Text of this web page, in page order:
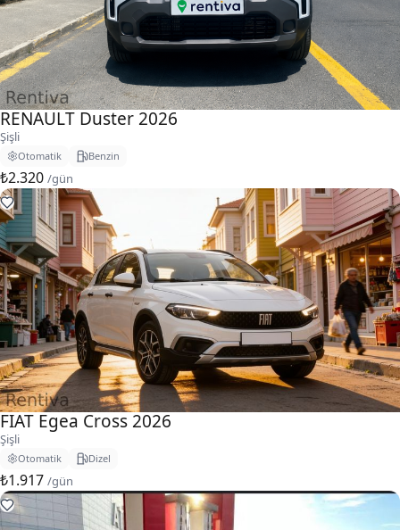
RENAULT Duster 2026
Şişli
Otomatik Benzin
₺2.320 /gün
FIAT Egea Cross 2026
Şişli
Otomatik Dizel
₺1.917 /gün